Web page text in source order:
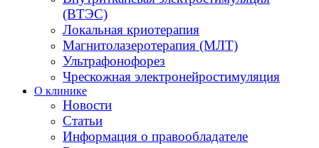
(ВТЭС)
Локальная криотерапия
Магнитолазеротерапия (МЛТ)
Ультрафонофорез
Чрескожная электронейростимуляция
О клинике
Новости
Статьи
Информация о правообладателе